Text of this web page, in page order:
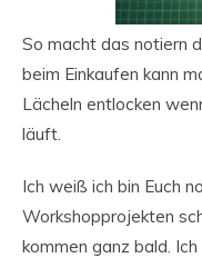
So macht das notiern
beim Einkaufen kann
Lächeln entlocken
läuft.
Ich weiß ich bin Euch
Workshopprojekten
kommen ganz bald.